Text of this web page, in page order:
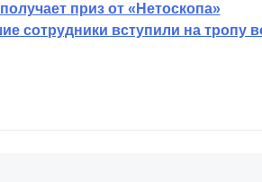
приз от «Нетоскопа»
сотрудники вступили на тропу